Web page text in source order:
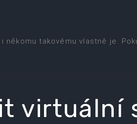
takovému vlastně je.
virtuální